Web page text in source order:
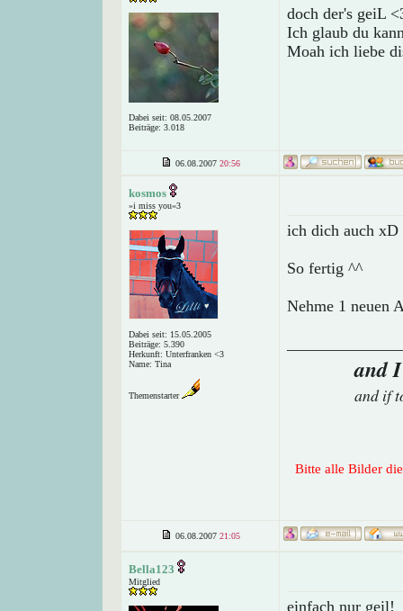
Dabei seit: 08.05.2007
Beiträge: 3.018
doch der's geiL
Ich glaub du
Moah ich liebe
06.08.2007 20:56
kosmos
»i miss you«3
Dabei seit: 15.05.2005
Beiträge: 5.390
Herkunft: Unterfranken <3
Name: Tina
Themenstarter
ich dich auch xD
So fertig ^^
Nehme 1 neuen
and
and if
Bitte alle Bilder
06.08.2007 21:05
Bella123
Mitglied
einfach nur geil!